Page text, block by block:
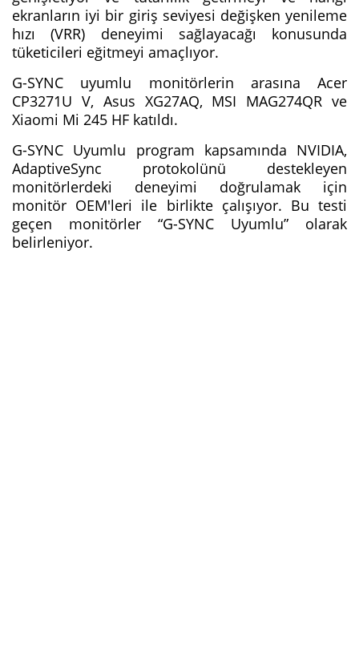
ekranların iyi bir giriş seviyesi değişken yenileme
hızı (VRR) deneyimi sağlayacağı konusunda
tüketicileri eğitmeyi amaçlıyor.
G-SYNC uyumlu monitörlerin arasına Acer
CP3271U V, Asus XG27AQ, MSI MAG274QR ve
Xiaomi Mi 245 HF katıldı.
G-SYNC Uyumlu program kapsamında NVIDIA,
AdaptiveSync protokolünü destekleyen
monitörlerdeki deneyimi doğrulamak için
monitör OEM'leri ile birlikte çalışıyor. Bu testi
geçen monitörler “G-SYNC Uyumlu” olarak
belirleniyor.